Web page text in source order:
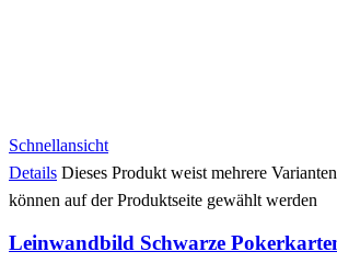
Schnellansicht
Details Dieses Produkt weist mehrere
können auf der Produktseite gewählt werden
Leinwandbild Schwarze